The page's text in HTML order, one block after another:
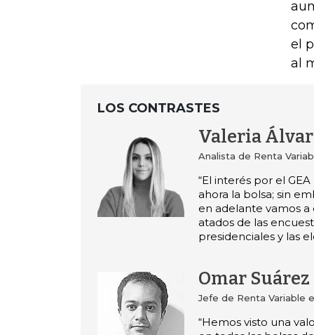
el
al
LOS CONTRASTES
Valeria
Analista de Renta
“El interés por el
ahora la bolsa; sin
en adelante vamos a
atados de las
presidenciales y las
Omar Suárez
Jefe de Renta Variable
“Hemos visto una